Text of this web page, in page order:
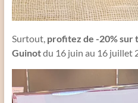
Surtout, profitez de -20% sur
Guinotdu 16 juin au 16 juillet